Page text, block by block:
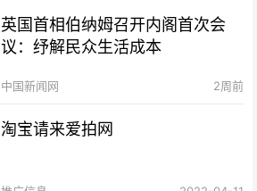
英国首相伯纳姆召开内阁首次会
议：纾解民众生活成本
中国新闻网 2周前
淘宝请来爱拍网